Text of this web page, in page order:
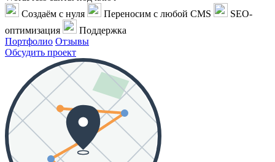
Создаём с нуля
Переносим с любой CMS
SEO-
оптимизация
Поддержка
Портфолио Отзывы
Обсудить проект